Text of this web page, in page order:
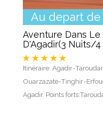
Au depart
Aventure Dans
D'Agadir(3 Nuits/4
Itinéraire: Agadir-
Ouarzazate-Tinghir-
Agadir. Points